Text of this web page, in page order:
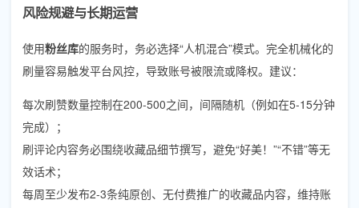
风险规避与长期运营
使用粉丝库的服务时，务必选择“人机混合”模式。完全机械化的
刷量容易触发平台风控，导致账号被限流或降权。建议：
每次刷赞数量控制在200-500之间，间隔随机（例如在5-15分钟
完成）；
刷评论内容务必围绕收藏品细节撰写，避免“好美！”“不错”等无
效话术；
每周至少发布2-3条纯原创、无付费推广的收藏品内容，维持账